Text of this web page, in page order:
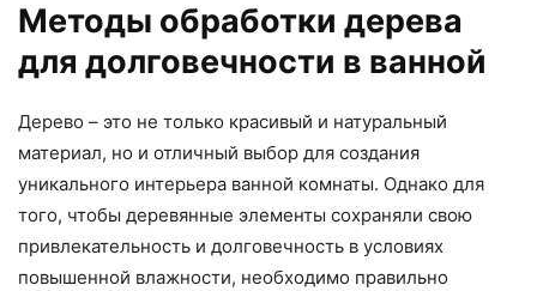
Методы обработки дерева
для долговечности в ванной
Дерево – это не только красивый и натуральный
материал, но и отличный выбор для создания
уникального интерьера ванной комнаты. Однако для
того, чтобы деревянные элементы сохраняли свою
привлекательность и долговечность в условиях
повышенной влажности, необходимо правильно